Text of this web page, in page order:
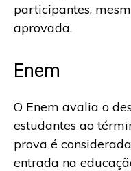
participantes,
aprovada.
Enem
O Enem avalia o
estudantes ao
prova é
entrada na